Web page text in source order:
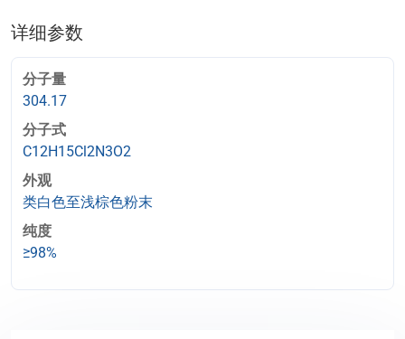
详细参数
分子量
304.17
分子式
C12H15Cl2N3O2
外观
类白色至浅棕色粉末
纯度
≥98%